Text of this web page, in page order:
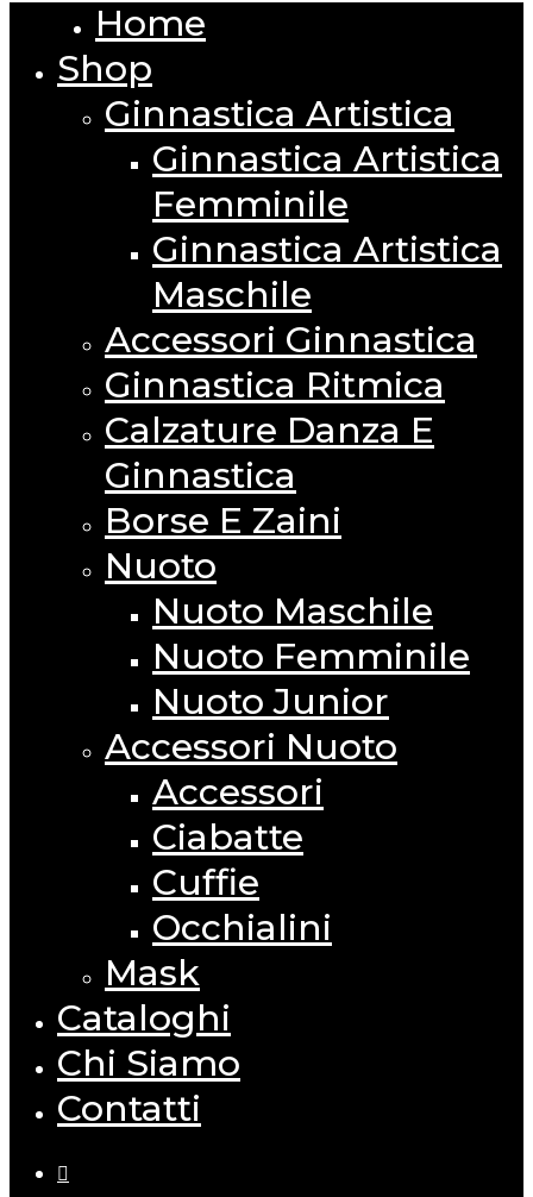
Close
Menu
Home
Shop
Ginnastica Artistica
Ginnastica Artistica
Femminile
Ginnastica Artistica
Maschile
Accessori Ginnastica
Ginnastica Ritmica
Calzature Danza E
Ginnastica
Borse E Zaini
Nuoto
Nuoto Maschile
Nuoto Femminile
Nuoto Junior
Accessori Nuoto
Accessori
Ciabatte
Cuffie
Occhialini
Mask
Cataloghi
Chi Siamo
Contatti
facebook